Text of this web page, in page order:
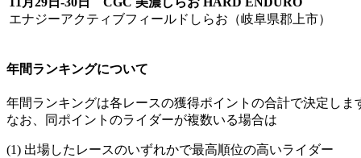
エナジーアクティブフィールドしらお（岐阜県郡上市）
年間ランキングについて
年間ランキングは各レースの獲得ポイントの合計で決定しま
なお、同ポイントのライダーが複数いる場合は
(1) 出場したレースのいずれかで最高順位の高いライダー